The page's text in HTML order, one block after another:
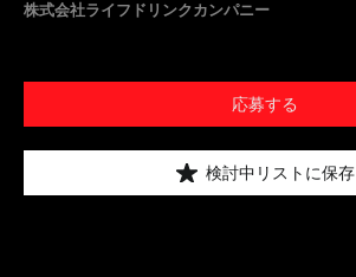
株式会社ライフドリンクカンパニー
応募する
検討中リストに保存